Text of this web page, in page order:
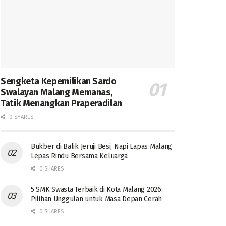
Sengketa Kepemilikan Sardo
Swalayan Malang Memanas,
Tatik Menangkan Praperadilan
0 SHARES
Bukber di Balik Jeruji Besi, Napi Lapas Malang
Lepas Rindu Bersama Keluarga
0 SHARES
5 SMK Swasta Terbaik di Kota Malang 2026:
Pilihan Unggulan untuk Masa Depan Cerah
0 SHARES